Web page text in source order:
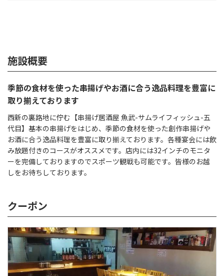
施設概要
季節の食材を使った串揚げやお酒に合う逸品料理を豊富に
取り揃えております
西新の裏路地に佇む【串揚げ居酒屋 魚武-サムライフィッシュ-五
代目】基本の串揚げをはじめ、季節の食材を使った創作串揚げや
お酒に合う逸品料理を豊富に取り揃えております。各種宴会には飲
み放題付きのコースがオススメです。店内には32インチのモニタ
ーを完備しておりますのでスポーツ観戦も可能です。皆様のお越
しをお待ちしております。
クーポン